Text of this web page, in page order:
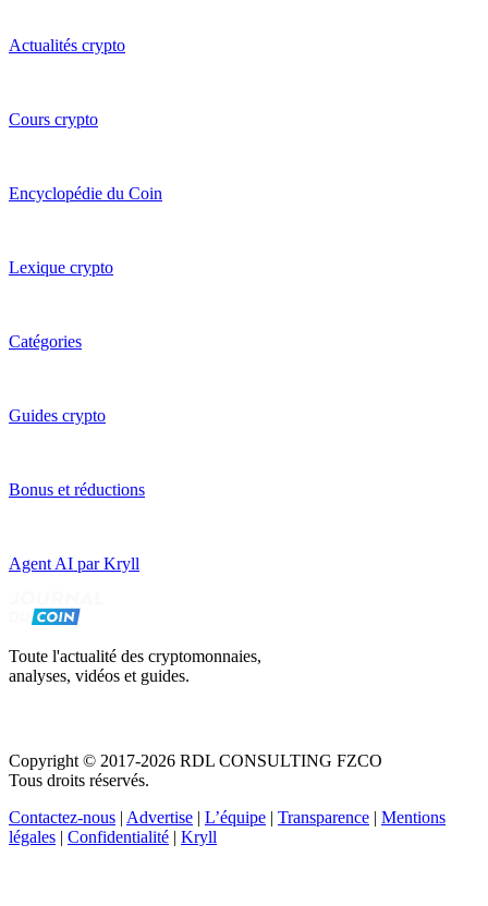
Actualités crypto
Cours crypto
Encyclopédie du Coin
Lexique crypto
Catégories
Guides crypto
Bonus et réductions
Agent AI par Kryll
Toute l'actualité des cryptomonnaies,
analyses, vidéos et guides.
Copyright © 2017-2026 RDL CONSULTING FZCO
Tous droits réservés.
Contactez-nous | Advertise | L’équipe | Transparence | Mentions
légales | Confidentialité | Kryll